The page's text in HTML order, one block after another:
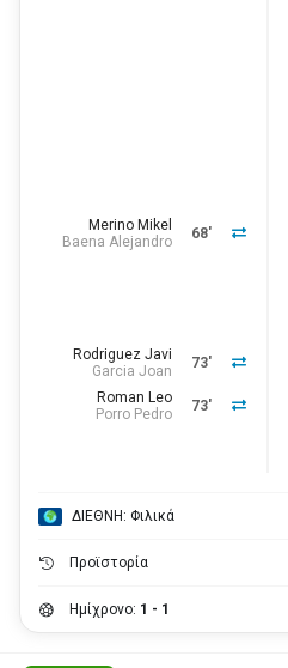
68'
Merino Mikel
Baena Alejandro
73'
Rodriguez Javi
Garcia Joan
73'
Roman Leo
Porro Pedro
ΔΙΕΘΝΗ: Φιλικά
Προϊστορία
Ημίχρονο: 1 - 1